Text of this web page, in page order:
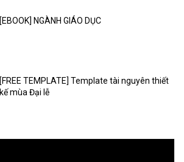
[EBOOK] NGÀNH GIÁO DỤC
[FREE TEMPLATE] Template tài nguyên thiết
kế mùa Đại lễ